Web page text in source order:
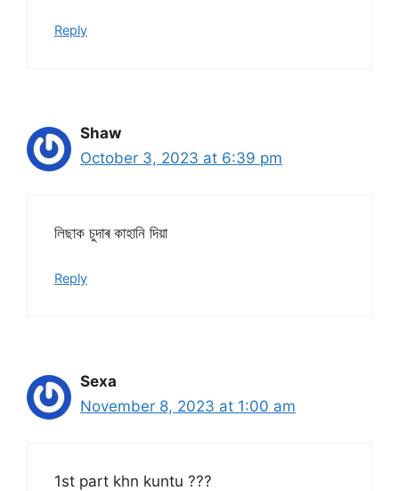
Reply
Shaw
October 3, 2023 at 6:39 pm
লিছাক চুদাৰ কাহানি দিয়া
Reply
Sexa
November 8, 2023 at 1:00 am
1st part khn kuntu ???